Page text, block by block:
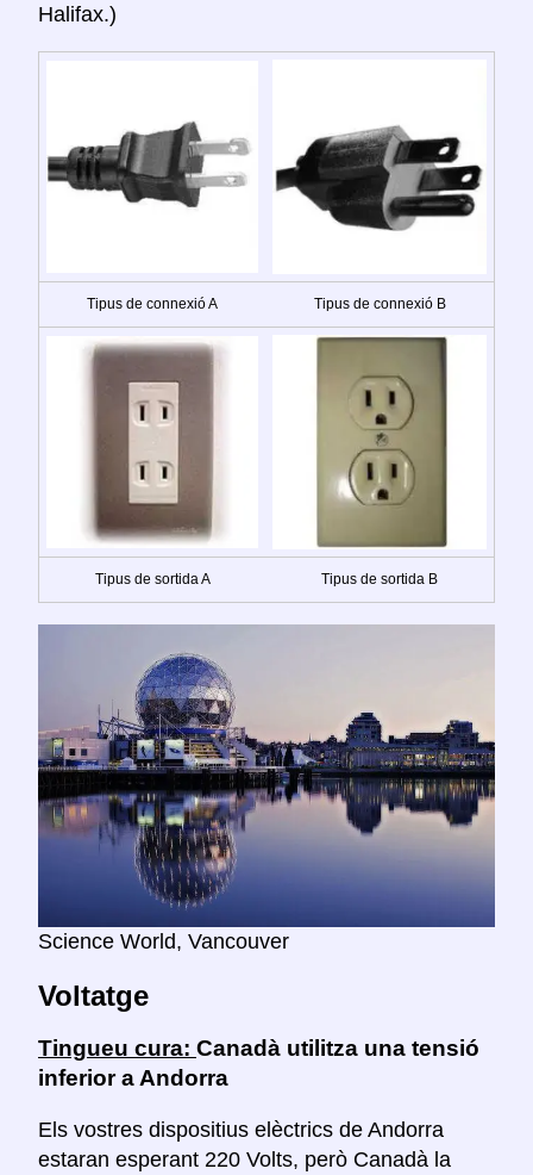
Halifax.)
Tipus de connexió A Tipus de connexió B
Tipus de sortida A Tipus de sortida B
Science World, Vancouver
Voltatge
Tingueu cura: Canadà utilitza una tensió
inferior a Andorra
Els vostres dispositius elèctrics de Andorra
estaran esperant 220 Volts, però Canadà la